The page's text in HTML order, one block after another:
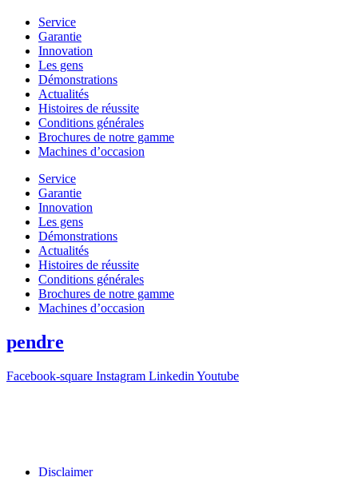
Service
Garantie
Innovation
Les gens
Démonstrations
Actualités
Histoires de réussite
Conditions générales
Brochures de notre gamme
Machines d’occasion
Service
Garantie
Innovation
Les gens
Démonstrations
Actualités
Histoires de réussite
Conditions générales
Brochures de notre gamme
Machines d’occasion
pendre
Facebook-square Instagram Linkedin Youtube
Disclaimer